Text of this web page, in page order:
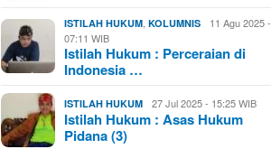
ISTILAH HUKUM ,KOLUMNIS
11 Agu 2025 -
07:11 WIB
Istilah Hukum : Perceraian di
Indonesia …
ISTILAH HUKUM 27 Jul 2025 - 15:25 WIB
Istilah Hukum : Asas Hukum
Pidana (3)